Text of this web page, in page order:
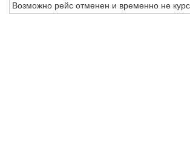
Возможно рейс отменен и временно не